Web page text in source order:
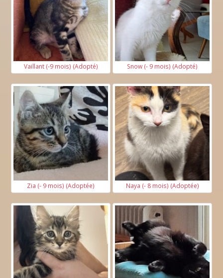
Vaillant (-9 mois) (Adopté) Snow (- 9 mois) (Adopté)
Zia (- 9 mois) (Adoptée) Naya (- 8 mois) (Adoptée)